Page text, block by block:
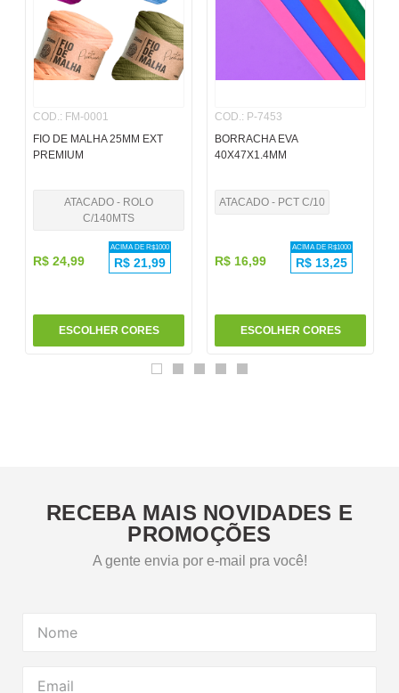
COD.: FM-0001
FIO DE MALHA 25MM EXT
PREMIUM
ATACADO - ROLO
C/140MTS
R$ 24,99
ACIMA DE R$1000
R$ 21,99
ESCOLHER CORES
COD.: P-7453
BORRACHA EVA
40X47X1.4MM
ATACADO - PCT C/10
R$ 16,99
ACIMA DE R$1000
R$ 13,25
ESCOLHER CORES
RECEBA MAIS NOVIDADES E
PROMOÇÕES
A gente envia por e-mail pra você!
pincel
º papel
º barbante
10º havaianas